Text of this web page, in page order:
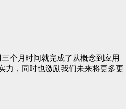
个月时间就完成了从概念到应用
力，同时也激励我们未来将更多更